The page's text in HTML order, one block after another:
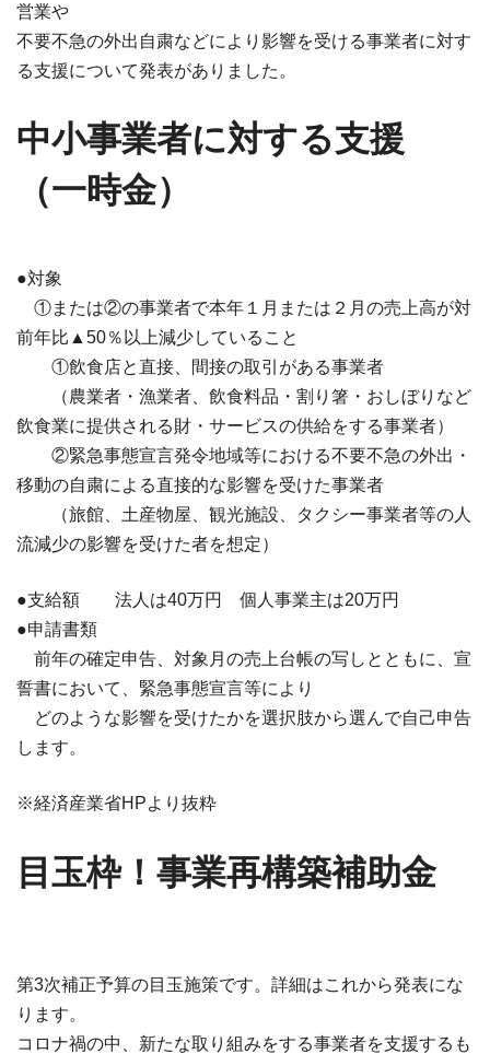
営業や
不要不急の外出自粛などにより影響を受ける事業者に対す
る支援について発表がありました。
中小事業者に対する支援
（一時金）
●対象
①または②の事業者で本年１月または２月の売上高が対
前年比▲50％以上減少していること
①飲食店と直接、間接の取引がある事業者
（農業者・漁業者、飲食料品・割り箸・おしぼりなど
飲食業に提供される財・サービスの供給をする事業者）
②緊急事態宣言発令地域等における不要不急の外出・
移動の自粛による直接的な影響を受けた事業者
（旅館、土産物屋、観光施設、タクシー事業者等の人
流減少の影響を受けた者を想定）
●支給額 法人は40万円 個人事業主は20万円
●申請書類
前年の確定申告、対象月の売上台帳の写しとともに、宣
誓書において、緊急事態宣言等により
どのような影響を受けたかを選択肢から選んで自己申告
します。
※経済産業省HPより抜粋
目玉枠！事業再構築補助金
第3次補正予算の目玉施策です。詳細はこれから発表にな
ります。
コロナ禍の中、新たな取り組みをする事業者を支援するも